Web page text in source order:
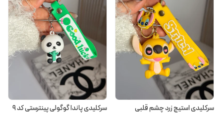
سرکلیدی استیج زرد چشم قلبی
سرکلیدی پاندا گوگولی پینترستی کد ۹